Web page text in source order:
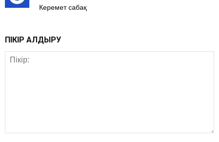
Керемет сабақ
ПІКІР ҚАЛДЫРУ